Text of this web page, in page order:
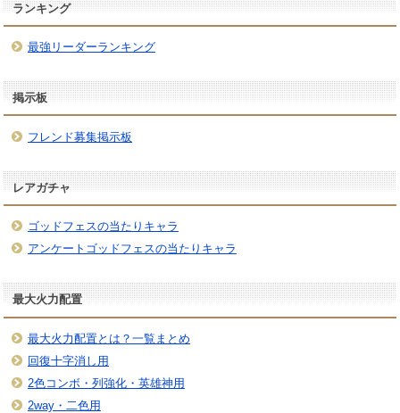
ランキング
最強リーダーランキング
掲示板
フレンド募集掲示板
レアガチャ
ゴッドフェスの当たりキャラ
アンケートゴッドフェスの当たりキャラ
最大火力配置
最大火力配置とは？一覧まとめ
回復十字消し用
2色コンボ・列強化・英雄神用
2way・二色用